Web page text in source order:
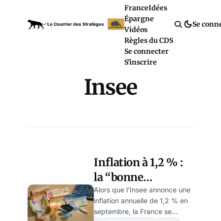
FranceIdées
Épargne
Vidéos
Règles du CDS
Se connecter
S'inscrire
Se
Insee
Inflation à 1,2 % :
la “bonne
nouvelle”
statistique qui
Alors que l’Insee annonce une
inflation annuelle de 1,2 % en
septembre, la France se